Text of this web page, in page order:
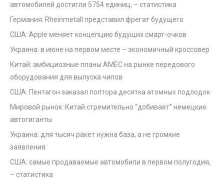
автомобилей достигли 5754 единиц, – статистика
Германия: Rheinmetall представил фрегат будущего
США: Apple меняет концепцию будущих смарт-очков
Украина: в июне на первом месте – экономичный кроссовер
Китай: амбициозные планы AMEC на рынке передового
оборудования для выпуска чипов
США: Пентагон заказал полтора десятка атомных подлодок
Мировой рынок: Китай стремительно “добивает” немецкие
автогиганты
Украина: для тысяч ракет нужна база, а не громкие
заявления
США: самые продаваемые автомобили в первом полугодия,
– статистика